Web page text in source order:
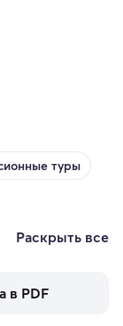
туры
Раскрыть все
в PDF